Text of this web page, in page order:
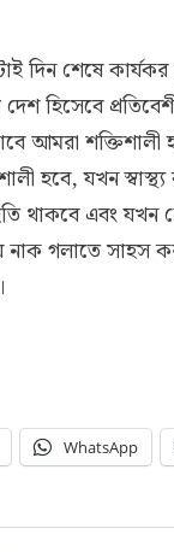
দিন শেষে
দেশ হিসেবে
আমরা শক্তিশালী
হবে, যখন
থাকবে এবং
গলাতে সাহস
WhatsApp